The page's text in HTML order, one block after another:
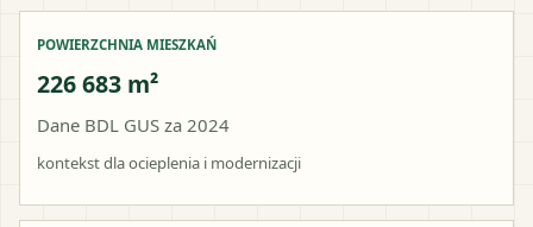
POWIERZCHNIA MIESZKAŃ
226 683 m²
Dane BDL GUS za 2024
kontekst dla ocieplenia i modernizacji